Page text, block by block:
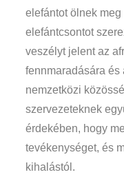
elefántot ölnek
elefántcsontot
veszélyt jelent az
fennmaradására és
nemzetközi
szervezeteknek
érdekében, hogy
tevékenységet, és
kihalástól.